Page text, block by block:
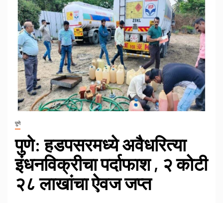
पुणे
पुणे: हडपसरमध्ये अवैधरित्या
इंधनविक्रीचा पर्दाफाश , २ कोटी
२८ लाखांचा ऐवज जप्त